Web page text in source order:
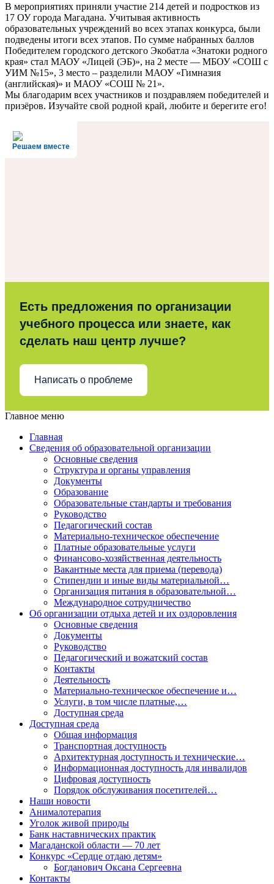
В мероприятиях приняли участие 214 детей и подростков из
17 ОУ города Магадана. Учитывая активность
образовательных учреждений во всех этапах конкурса, были
подведены итоги всех этапов. По сумме набранных баллов
Победителем городского детского Экобатла «Знатоки родного
края» стал МАОУ «Лицей (ЭБ)», на 2 месте — МБОУ «СОШ с
УИМ №15», 3 место – разделили МАОУ «Гимназия
(английская)» и МАОУ «СОШ № 21».
Мы благодарим всех участников и поздравляем победителей и
призёров. Изучайте свой родной край, любите и берегите его!
Решаем вместе
Есть предложения по организации
учебного процесса или знаете, как
сделать наш центр лучше?
Написать о проблеме
Главное меню
Главная
Сведения об образовательной организации
Основные сведения
Структура и органы управления
Документы
Образование
Образовательные стандарты и требования
Руководство
Педагогический состав
Материально-техническое обеспечение
Платные образовательные услуги
Финансово-хозяйственная деятельность
Вакантные места для приема (перевода)
Стипендии и иные виды материальной…
Организация питания в образовательной…
Международное сотрудничество
Об организации отдыха детей и их оздоровления
Основные сведения
Документы
Руководство
Педагогический и вожатский состав
Контакты
Деятельность
Материально-техническое обеспечение и…
Услуги, в том числе платные,…
Доступная среда
Доступная среда
Общая информация
Транспортная доступность
Архитектурная доступность и технические…
Информационная доступность для инвалидов
Цифровая доступность
Порядок обслуживания посетителей…
Наши новости
Анималотерапия
Уголок живой природы
Банк наставнических практик
Магаданской области — 70 лет
Конкурс «Сердце отдаю детям»
Богданович Оксана Сергеевна
Контакты